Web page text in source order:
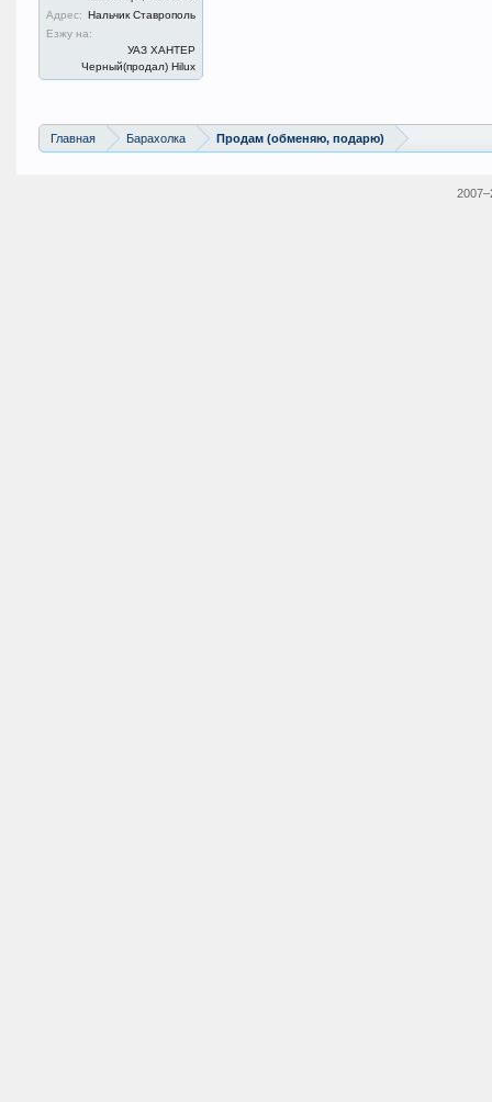
Адрес: Нальчик Ставрополь
Езжу на:
УАЗ ХАНТЕР
Черный(продал) Hilux
Главная Барахолка Продам (обменяю, подарю)
2007–